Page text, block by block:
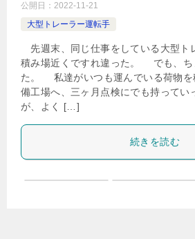
公開日： 2022-11-21
大型トレーラー運転手
先週末、同じ仕事をしている大型ト
積み場近くですれ違った。 でも、ち
た。 私達がいつも運んでいる荷物
備工場へ、三ヶ月点検にでも持ってい
が、よく […]
続きを読む